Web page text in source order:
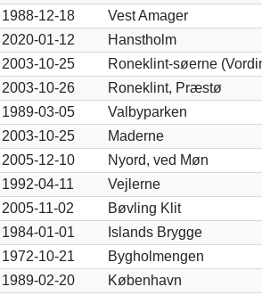
1988-12-18
Vest Amager
2020-01-12
Hanstholm
2003-10-25
Roneklint-søerne
2003-10-26
Roneklint, Præstø
1989-03-05
Valbyparken
2003-10-25
Maderne
2005-12-10
Nyord, ved Møn
1992-04-11
Vejlerne
2005-11-02
Bøvling Klit
1984-01-01
Islands Brygge
1972-10-21
Bygholmengen
1989-02-20
København